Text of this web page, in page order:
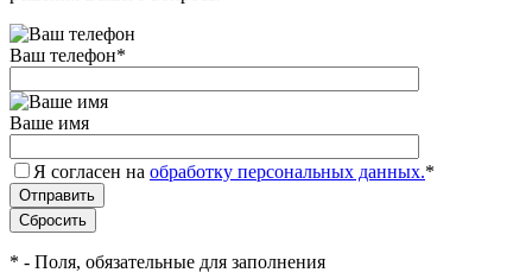
Ваш телефон*
Ваше имя
Я согласен на обработку персональных данных.*
* - Поля, обязательные для заполнения